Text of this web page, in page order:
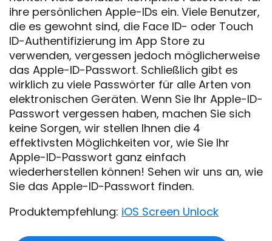
ihre persönlichen Apple-IDs ein. Viele Benutzer,
die es gewohnt sind, die Face ID- oder Touch
ID-Authentifizierung im App Store zu
verwenden, vergessen jedoch möglicherweise
das Apple-ID-Passwort. Schließlich gibt es
wirklich zu viele Passwörter für alle Arten von
elektronischen Geräten. Wenn Sie Ihr Apple-ID-
Passwort vergessen haben, machen Sie sich
keine Sorgen, wir stellen Ihnen die 4
effektivsten Möglichkeiten vor, wie Sie Ihr
Apple-ID-Passwort ganz einfach
wiederherstellen können! Sehen wir uns an, wie
Sie das Apple-ID-Passwort finden.
Produktempfehlung: iOS Screen Unlock